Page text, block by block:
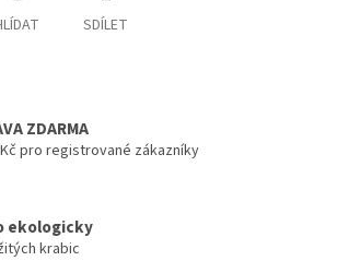
SDÍLET
ZDARMA
Kč pro registrované zákazníky
ekologicky
krabic